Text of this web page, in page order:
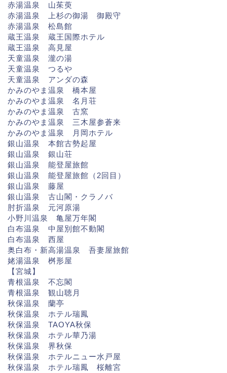
赤湯温泉 山茱萸
赤湯温泉 上杉の御湯 御殿守
赤湯温泉 松島館
蔵王温泉 蔵王国際ホテル
蔵王温泉 高見屋
天童温泉 瀧の湯
天童温泉 つるや
天童温泉 アンダの森
かみのやま温泉 橋本屋
かみのやま温泉 名月荘
かみのやま温泉 古窯
かみのやま温泉 三木屋参蒼来
かみのやま温泉 月岡ホテル
銀山温泉 本館古勢起屋
銀山温泉 銀山荘
銀山温泉 能登屋旅館
銀山温泉 能登屋旅館（2回目）
銀山温泉 藤屋
銀山温泉 古山閣・クラノバ
肘折温泉 元河原湯
小野川温泉 亀屋万年閣
白布温泉 中屋別館不動閣
白布温泉 西屋
奥白布・新高湯温泉 吾妻屋旅館
姥湯温泉 桝形屋
【宮城】
青根温泉 不忘閣
青根温泉 観山聴月
秋保温泉 蘭亭
秋保温泉 ホテル瑞鳳
秋保温泉 TAOYA秋保
秋保温泉 ホテル華乃湯
秋保温泉 界秋保
秋保温泉 ホテルニュー水戸屋
秋保温泉 ホテル瑞鳳 桜離宮